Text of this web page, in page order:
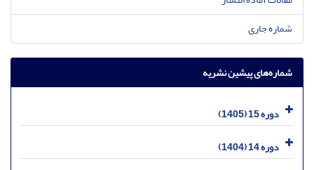
شماره جاری
شماره‌های پیشین نشریه
دوره 15 (1405)
دوره 14 (1404)